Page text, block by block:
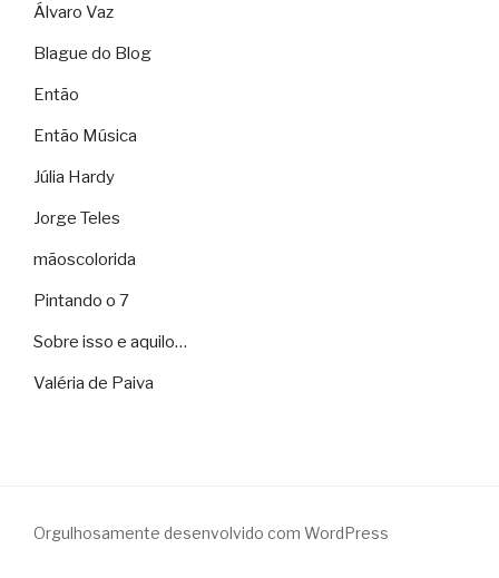
Álvaro Vaz
Blague do Blog
Então
Então Música
Júlia Hardy
Jorge Teles
mãoscolorida
Pintando o 7
Sobre isso e aquilo…
Valéria de Paiva
Orgulhosamente desenvolvido com WordPress